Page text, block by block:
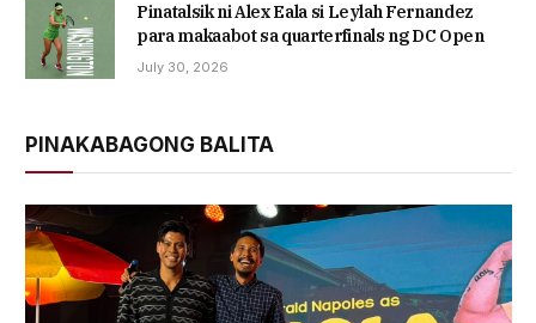
Pinatalsik ni Alex Eala si Leylah Fernandez
para makaabot sa quarterfinals ng DC Open
July 30, 2026
PINAKABAGONG BALITA